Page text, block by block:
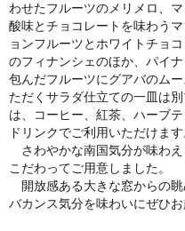
わせたフルーツのメリメロ、
酸味とチョコレートを味わう
ョンフルーツとホワイトチョ
のフィナンシェのほか、パイ
包んだフルーツにグアバのム
ただくサラダ仕立ての一皿は
は、コーヒー、紅茶、ハーブ
ドリンクでご利用いただけます
さわやかな南国気分が味わ
こだわってご用意しました。
開放感ある大きな窓からの
バカンス気分を味わいにぜひお